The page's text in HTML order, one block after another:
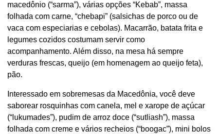
macedônio (“sarma”), várias opções “Kebab”, massa
folhada com carne, “chebapi” (salsichas de porco ou de
vaca com especiarias e cebolas). Macarrão, batata frita e
legumes cozidos costumam servir como
acompanhamento. Além disso, na mesa há sempre
verduras frescas, queijo (em homenagem ao queijo feta),
pão.
Interessado em sobremesas da Macedônia, você deve
saborear rosquinhas com canela, mel e xarope de açúcar
(“lukumades”), pudim de arroz doce (“sutliash”), massa
folhada com creme e vários recheios (“boogac”), mini bolos